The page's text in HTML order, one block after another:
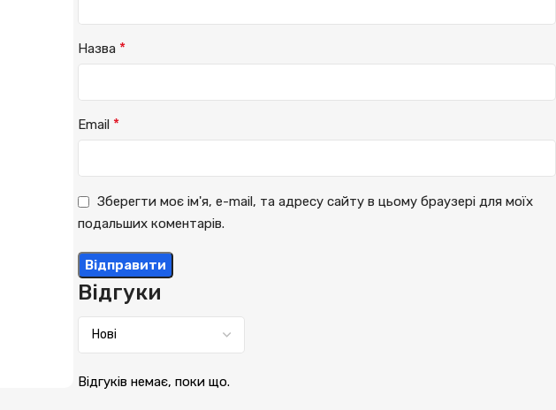
Відгуки
Відгуків немає, поки що.
Назва *
Email *
Зберегти моє ім'я, e-mail, та адресу сайту в цьому браузері для моїх
подальших коментарів.